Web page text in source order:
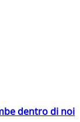
dentro di noi